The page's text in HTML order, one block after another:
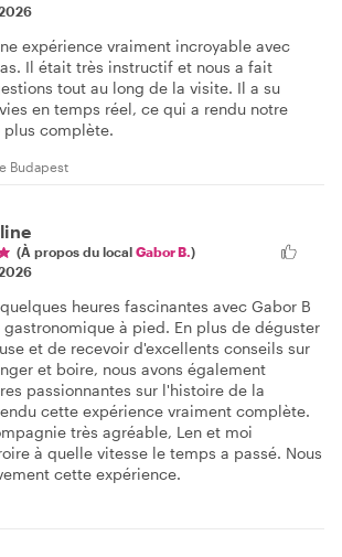
expérience vraiment incroyable avec
Il était très instructif et nous a fait
tout au long de la visite. Il a su
en temps réel, ce qui a rendu notre
plus complète.
Budapest
(À propos du local Gabor B.)
heures fascinantes avec Gabor B
à pied. En plus de déguster
et de recevoir d'excellents conseils sur
et boire, nous avons également
passionnantes sur l'histoire de la
cette expérience vraiment complète.
très agréable, Len et moi
à quelle vitesse le temps a passé. Nous
cette expérience.